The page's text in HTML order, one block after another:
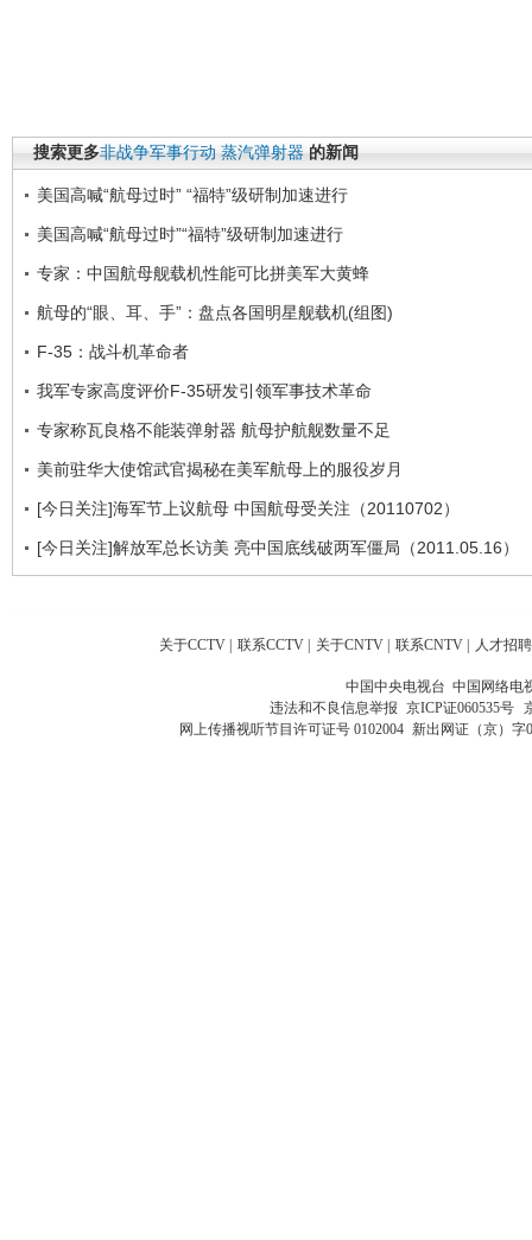
搜索更多非战争军事行动 蒸汽弹射器 的新闻
美国高喊“航母过时” “福特”级研制加速进行
美国高喊“航母过时”“福特”级研制加速进行
专家：中国航母舰载机性能可比拼美军大黄蜂
航母的“眼、耳、手”：盘点各国明星舰载机(组图)
F-35：战斗机革命者
我军专家高度评价F-35研发引领军事技术革命
专家称瓦良格不能装弹射器 航母护航舰数量不足
美前驻华大使馆武官揭秘在美军航母上的服役岁月
[今日关注]海军节上议航母 中国航母受关注（20110702）
[今日关注]解放军总长访美 亮中国底线破两军僵局（2011.05.16）
关于CCTV | 联系CCTV | 关于CNTV | 联系CNTV | 人才招聘
中国中央电视台 中国网络电
违法和不良信息举报 京ICP证060535号
网上传播视听节目许可证号 0102004 新出网证（京）